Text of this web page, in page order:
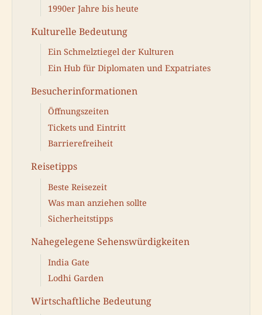
1990er Jahre bis heute
Kulturelle Bedeutung
Ein Schmelztiegel der Kulturen
Ein Hub für Diplomaten und Expatriates
Besucherinformationen
Öffnungszeiten
Tickets und Eintritt
Barrierefreiheit
Reisetipps
Beste Reisezeit
Was man anziehen sollte
Sicherheitstipps
Nahegelegene Sehenswürdigkeiten
India Gate
Lodhi Garden
Wirtschaftliche Bedeutung